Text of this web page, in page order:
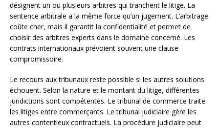
désignent un ou plusieurs arbitres qui tranchent le litige. La
sentence arbitrale a la même force qu’un jugement. L’arbitrage
coûte cher, mais il garantit la confidentialité et permet de
choisir des arbitres experts dans le domaine concerné. Les
contrats internationaux prévoient souvent une clause
compromissoire.
Le recours aux tribunaux reste possible si les autres solutions
échouent. Selon la nature et le montant du litige, différentes
juridictions sont compétentes. Le tribunal de commerce traite
les litiges entre commerçants. Le tribunal judiciaire gère les
autres contentieux contractuels. La procédure judiciaire peut